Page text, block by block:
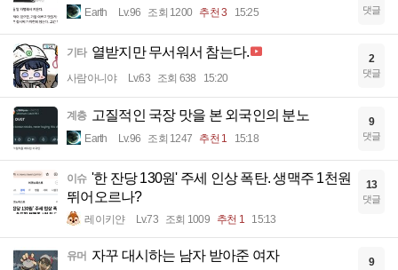
Earth Lv.96 조회 1200 추천 3 15:25 댓글
기타 열받지만 무서워서 참는다.
사람아니야 Lv.63 조회 638 15:20
2
댓글
계층 고질적인 국장 맛을 본 외국인의 분노
Earth Lv.96 조회 1247 추천 1 15:18
9
댓글
이슈 '한 잔당 130원' 주세 인상 폭탄. 생맥주 1천원
뛰어오르나?
레이키얀 Lv.73 조회 1009 추천 1 15:13
13
댓글
유머 자꾸 대시하는 남자 받아준 여자 9